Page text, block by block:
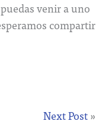
venir a uno
compartir
Next Post»